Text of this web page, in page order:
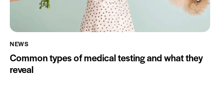
NEWS
Common types of medical testing and what they
reveal